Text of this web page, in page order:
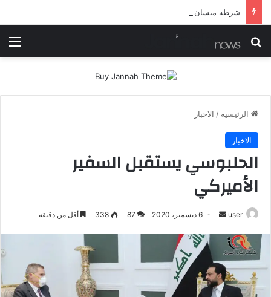
بحث عن
الرئيسية / الاخبار
الاخبار
الحلبوسي يستقبل السفير
الأميركي
user
أرسل
إلكترونيا
6 ديسمبر، 2020 87
338 أقل من دقيقة